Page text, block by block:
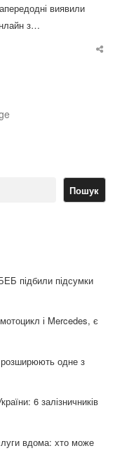
виявили
з…
Пошук
підбили підсумки
і Mercedes, є
розширюють одне з
6 залізничників
вдома: хто може